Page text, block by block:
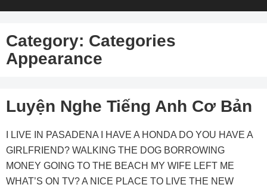
Category: Categories
Appearance
Luyện Nghe Tiếng Anh Cơ Bản
I LIVE IN PASADENA I HAVE A HONDA DO YOU HAVE A
GIRLFRIEND? WALKING THE DOG BORROWING
MONEY GOING TO THE BEACH MY WIFE LEFT ME
WHAT’S ON TV? A NICE PLACE TO LIVE THE NEW